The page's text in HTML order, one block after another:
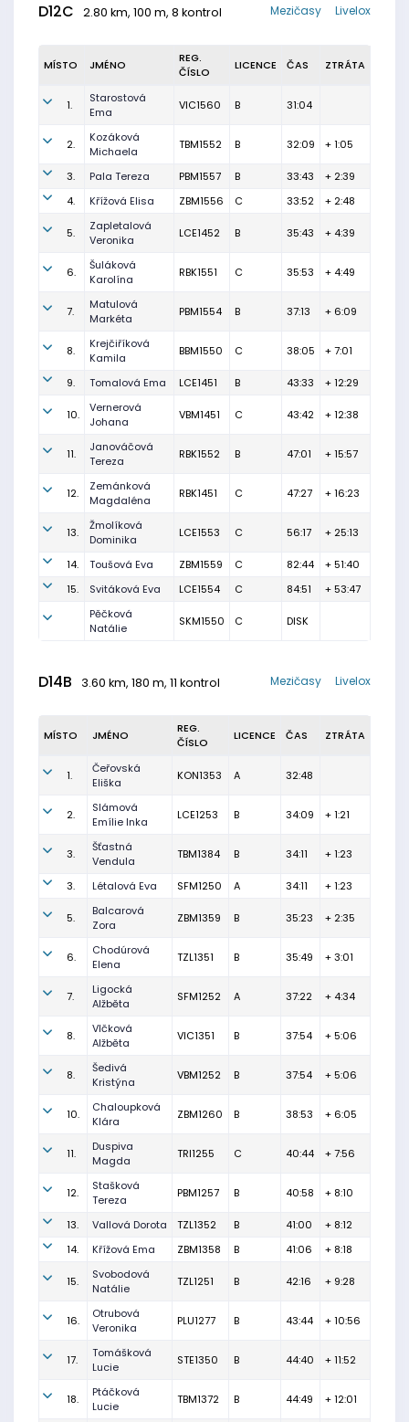
D12C 2.80 km, 100 m, 8 kontrol Livelox
Mezičasy
MÍSTO JMÉNO
REG.
ČÍSLO
LICENCE ČAS ZTRÁTA
1.
Starostová
Ema
VIC1560 B 31:04
2.
Kozáková
Michaela
TBM1552 B 32:09 + 1:05
3. Pala Tereza PBM1557 B 33:43
+ 2:39
4.
Křížová Elisa ZBM1556 C 33:52 + 2:48
5.
Zapletalová
Veronika
LCE1452 B 35:43 + 4:39
6.
Šuláková
Karolína
RBK1551 C 35:53 + 4:49
7.
Matulová
Markéta
PBM1554 B 37:13 + 6:09
8.
Krejčiříková
Kamila
BBM1550 C 38:05 + 7:01
9. Tomalová Ema LCE1451 B 43:33 + 12:29
10.
Vernerová
Johana
VBM1451 C 43:42 + 12:38
11.
Janováčová
Tereza
RBK1552 B 47:01 + 15:57
12.
Zemánková
Magdaléna
RBK1451 C 47:27 + 16:23
13.
Žmolíková
Dominika
LCE1553 C 56:17 + 25:13
14. Toušová Eva ZBM1559 C 82:44
+ 51:40
15.
Svitáková Eva LCE1554 C 84:51
+ 53:47
Pěčková
Natálie
SKM1550 C DISK
D14B 3.60 km, 180 m, 11 kontrol Livelox
Mezičasy
MÍSTO JMÉNO
REG.
ČÍSLO
LICENCE ČAS ZTRÁTA
1.
Čeřovská
Eliška
KON1353 A 32:48
2.
Slámová
Emílie Inka
LCE1253 B 34:09 + 1:21
3.
Šťastná
Vendula
TBM1384 B 34:11 + 1:23
3. Létalová Eva SFM1250 A 34:11 + 1:23
5.
Balcarová
Zora
ZBM1359 B 35:23 + 2:35
6.
Chodúrová
Elena
TZL1351 B 35:49 + 3:01
7.
Ligocká
Alžběta
SFM1252 A 37:22 + 4:34
8.
Vlčková
Alžběta
VIC1351 B 37:54 + 5:06
8.
Šedivá
Kristýna
VBM1252 B 37:54 + 5:06
10.
Chaloupková
Klára
ZBM1260 B 38:53 + 6:05
11.
Duspiva
Magda
TRI1255 C 40:44 + 7:56
12.
Stašková
Tereza
PBM1257 B 40:58 + 8:10
13. Vallová Dorota TZL1352 B 41:00
+ 8:12
14.
Křížová Ema ZBM1358 B 41:06 + 8:18
15.
Svobodová
Natálie
TZL1251 B 42:16 + 9:28
16.
Otrubová
Veronika
PLU1277 B 43:44 + 10:56
17.
Tomášková
Lucie
STE1350 B 44:40 + 11:52
18.
Ptáčková
Lucie
TBM1372 B 44:49 + 12:01